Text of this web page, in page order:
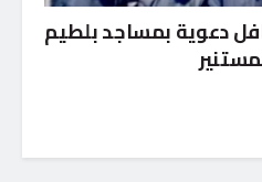
دعوية بمساجد بلطيم